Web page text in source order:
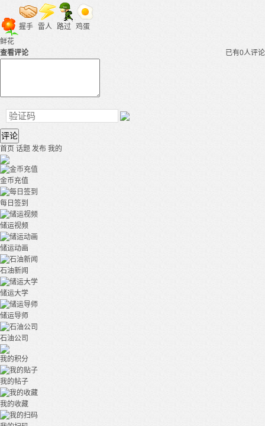
鲜花
握手 雷人 路过 鸡蛋
已有0人评论
查看评论
评论
首页 话题 发布 我的
金币充值
每日签到
储运视频
储运动画
石油新闻
储运大学
储运导师
石油公司
我的积分
我的帖子
我的收藏